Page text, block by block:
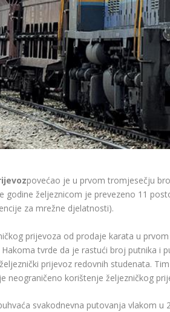
povećao je u prvom tromjesečju
godine željeznicom je prevezeno 11
za mrežne djelatnosti).
prijevoza od prodaje karata u
tvrde da je rastući broj putnika i
prijevoz redovnih studenata.
neograničeno korištenje željezničkog
svakodnevna putovanja vlakom